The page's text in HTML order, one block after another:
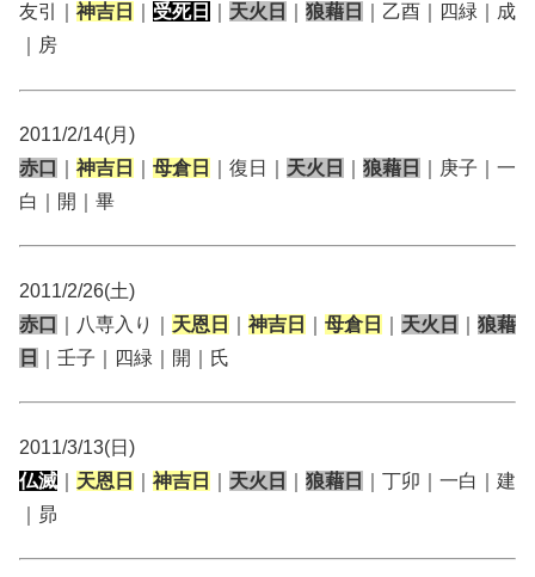
友引｜ 神吉日 受死日 天火日 狼藉日
｜乙酉｜四緑｜成
｜房
2011/2/14(月)
赤口
神吉日 母倉日 ｜復日｜ 天火日 狼藉日
｜庚子｜一
白｜開｜畢
2011/2/26(土)
赤口
｜八専入り｜ 天恩日 神吉日 母倉日 天火日
狼藉
日
｜壬子｜四緑｜開｜氏
2011/3/13(日)
仏滅
天恩日 神吉日 天火日 狼藉日
｜丁卯｜一白｜建
｜昴